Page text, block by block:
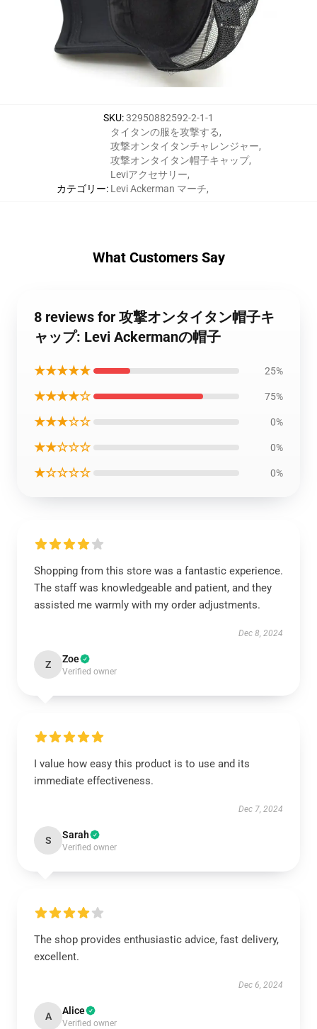
SKU:32950882592-2-1-1
カテゴリー:
タイタンの服を攻撃する,
攻撃オンタイタンチャレンジャー,
攻撃オンタイタン帽子キャップ,
Leviアクセサリー,
Levi Ackerman マーチ,
What Customers Say
8 reviews for 攻撃オンタイタン帽子キ
ャップ: Levi Ackermanの帽子
★★★★★ 25%
★★★★☆ 75%
★★★☆☆ 0%
★★☆☆☆ 0%
★☆☆☆☆ 0%
Shopping from this store was a fantastic experience.
The staff was knowledgeable and patient, and they
assisted me warmly with my order adjustments.
Dec 8, 2024
Z Zoe
Verified owner
I value how easy this product is to use and its
immediate effectiveness.
Dec 7, 2024
S Sarah
Verified owner
The shop provides enthusiastic advice, fast delivery,
excellent.
Dec 6, 2024
A Alice
Verified owner